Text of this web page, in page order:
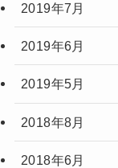
2019年7月
2019年6月
2019年5月
2018年8月
2018年6月